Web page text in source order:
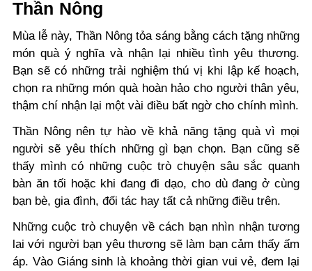
Thần Nông
Mùa lễ này, Thần Nông tỏa sáng bằng cách tặng những
món quà ý nghĩa và nhận lại nhiều tình yêu thương.
Bạn sẽ có những trải nghiệm thú vị khi lập kế hoạch,
chọn ra những món quà hoàn hảo cho người thân yêu,
thậm chí nhận lại một vài điều bất ngờ cho chính mình.
Thần Nông nên tự hào về khả năng tặng quà vì mọi
người sẽ yêu thích những gì bạn chọn. Bạn cũng sẽ
thấy mình có những cuộc trò chuyện sâu sắc quanh
bàn ăn tối hoặc khi đang đi dạo, cho dù đang ở cùng
bạn bè, gia đình, đối tác hay tất cả những điều trên.
Những cuộc trò chuyện về cách bạn nhìn nhận tương
lai với người bạn yêu thương sẽ làm bạn cảm thấy ấm
áp. Vào Giáng sinh là khoảng thời gian vui vẻ, đem lại